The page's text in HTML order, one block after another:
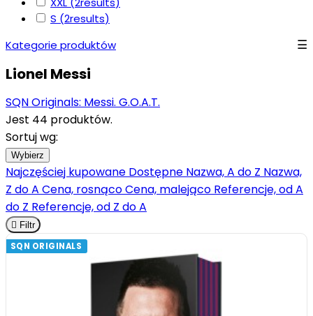
S (2results)
Kategorie produktów
Lionel Messi
SQN Originals: Messi. G.O.A.T.
Jest 44 produktów.
Sortuj wg:
Wybierz
Najczęściej kupowane Dostępne Nazwa, A do Z Nazwa,
Z do A Cena, rosnącoCena, malejąco Referencje, od A
do Z Referencje, od Z do A
 Filtr
SQN ORIGINALS